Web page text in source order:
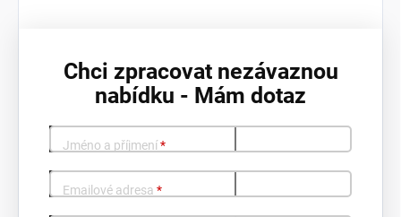
Chci zpracovat nezávaznou
nabídku - Mám dotaz
Jméno a příjmení*
Emailové adresa *